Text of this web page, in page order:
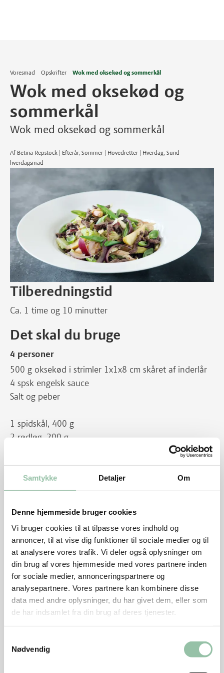
Samtykke Detaljer Om
Denne hjemmeside bruger cookies
Vi bruger cookies til at tilpasse vores indhold og
annoncer, til at vise dig funktioner til sociale medier og til
at analysere vores trafik. Vi deler også oplysninger om
din brug af vores hjemmeside med vores partnere inden
for sociale medier, annonceringspartnere og
analysepartnere. Vores partnere kan kombinere disse
data med andre oplysninger, du har givet dem, eller som
de har indsamlet fra din brug af deres tjenester.
Nødvendig
Voresmad Opskrifter Wok med oksekød og sommerkål
Wok med oksekød og
sommerkål
Wok med oksekød og sommerkål
Af Betina Repstock | Efterår, Sommer | Hovedretter | Hverdag, Sund
hverdagsmad
Tilberedningstid
Ca. 1 time og 10 minutter
Det skal du bruge
4 personer
500 g oksekød i strimler 1x1x8 cm skåret af inderlår
4 spsk engelsk sauce
Salt og peber
1 spidskål, 400 g
2 rødløg, 200 g
150 g sugar snaps
2 æbler, 250 g
1 spsk olie
2 spsk hasselnødder, 20 g
Sådan gør du
Kom kødet i en skål og vend det med engelsk sauce
og lidt salt og peber.
Lad det trække 1 time ved stuetemperatur, tildækket.
Fjern de yderste grove blade fra kålen og skær den i
Pil løgene og skær dem i tynde både.